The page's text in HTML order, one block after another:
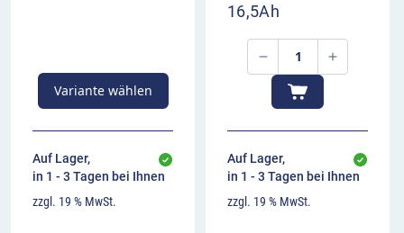
Variante wählen
Auf Lager,
in 1 - 3 Tagen bei Ihnen
zzgl. 19 % MwSt.
16,5Ah
Auf Lager,
in 1 - 3 Tagen bei Ihnen
zzgl. 19 % MwSt.